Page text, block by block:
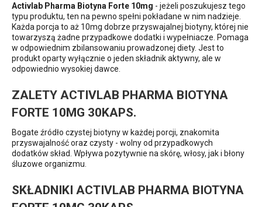
Activlab Pharma Biotyna Forte 10mg - jeżeli poszukujesz tego
typu produktu, ten na pewno spełni pokładane w nim nadzieje.
Każda porcja to aż 10mg dobrze przyswajalnej biotyny, której nie
towarzyszą żadne przypadkowe dodatki i wypełniacze. Pomaga
w odpowiednim zbilansowaniu prowadzonej diety. Jest to
produkt oparty wyłącznie o jeden składnik aktywny, ale w
odpowiednio wysokiej dawce.
ZALETY ACTIVLAB PHARMA BIOTYNA
FORTE 10MG 30KAPS.
Bogate źródło czystej biotyny w każdej porcji, znakomita
przyswajalność oraz czysty - wolny od przypadkowych
dodatków skład. Wpływa pozytywnie na skórę, włosy, jak i błony
śluzowe organizmu.
SKŁADNIKI ACTIVLAB PHARMA BIOTYNA